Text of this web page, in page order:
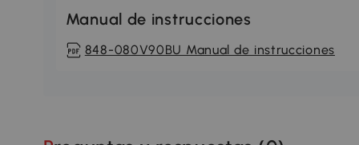
Manual de instrucciones
848-080V90BU Manual de instrucciones